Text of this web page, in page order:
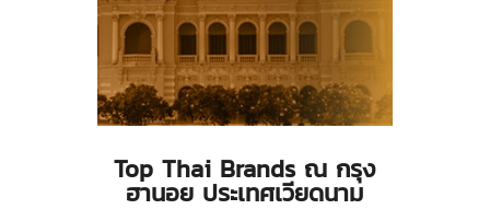
Top Thai Brands ณ กรุง
ฮานอย ประเทศเวียดนาม